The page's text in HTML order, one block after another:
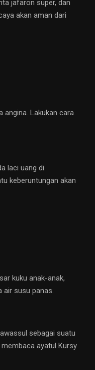
jafaron super, dan
akan aman dari
angina. Lakukan cara
laci uang di
keberuntungan akan
kuku anak-anak,
air susu panas.
sebagai suatu
ayatul Kursy